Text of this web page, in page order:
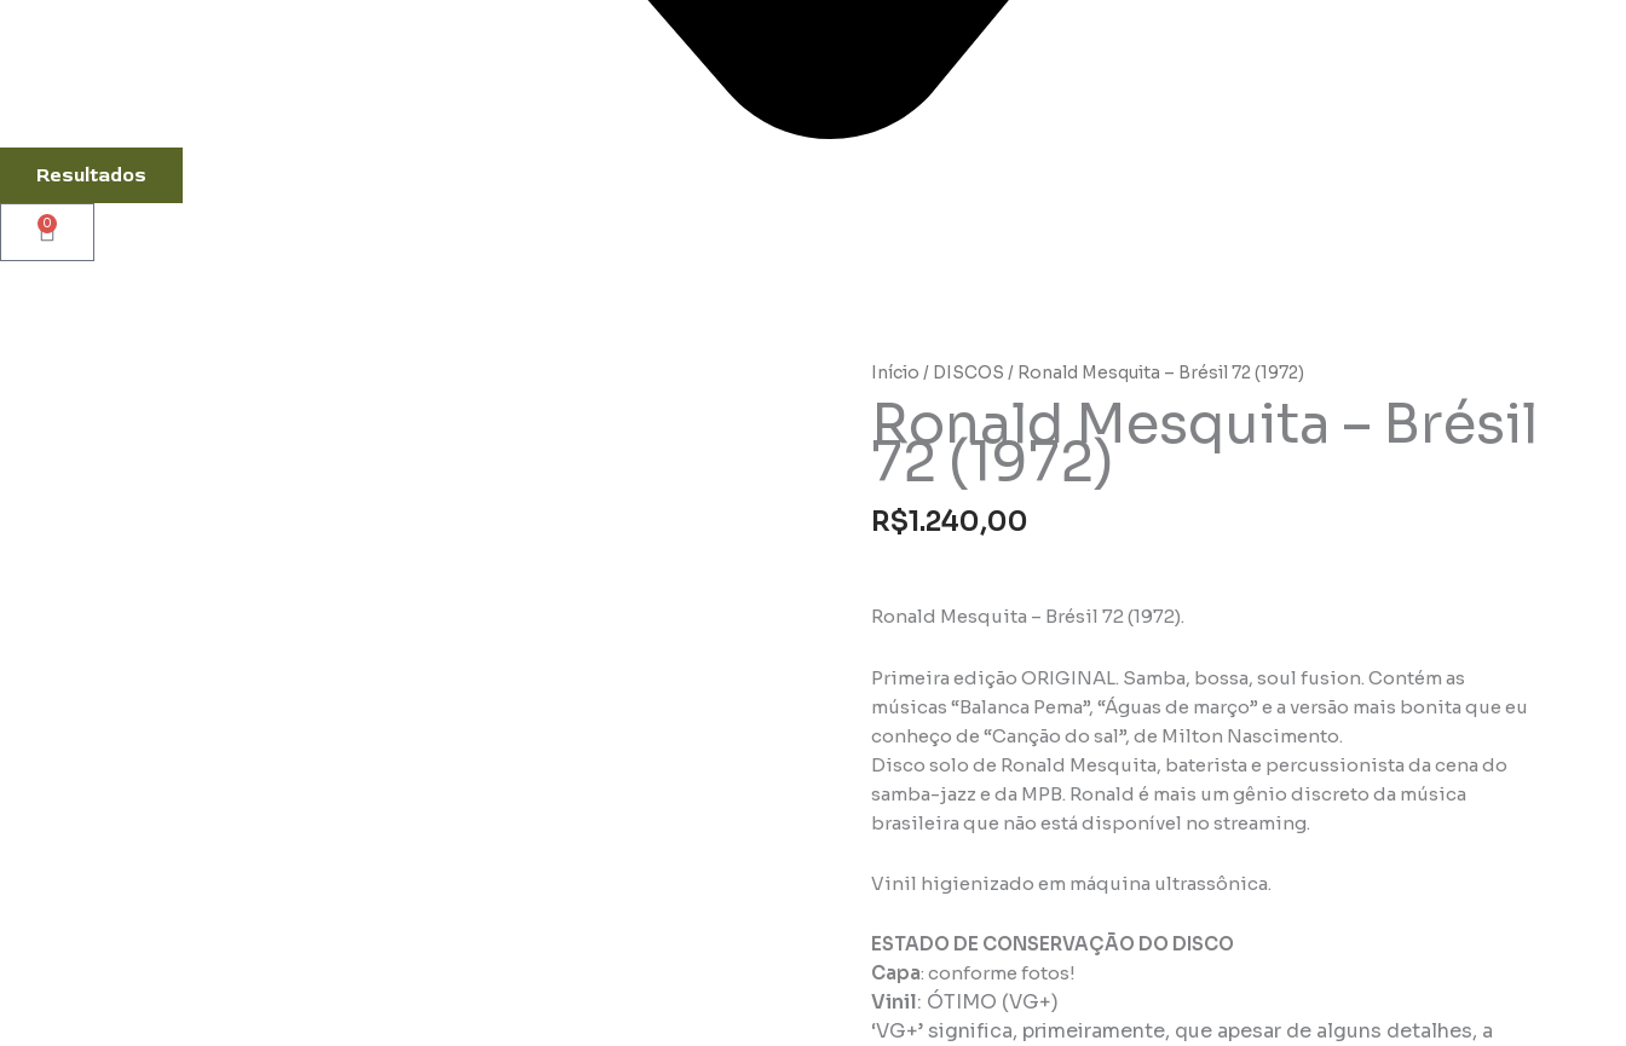
Resultados
0
Cart
Início / DISCOS / Ronald Mesquita – Brésil 72 (1972)
Ronald Mesquita – Brésil
72 (1972)
R$1.240,00
Ronald Mesquita – Brésil 72 (1972).
Primeira edição ORIGINAL. Samba, bossa, soul fusion. Contém as
músicas “Balanca Pema”, “Águas de março” e a versão mais bonita que eu
conheço de “Canção do sal”, de Milton Nascimento.
Disco solo de Ronald Mesquita, baterista e percussionista da cena do
samba-jazz e da MPB. Ronald é mais um gênio discreto da música
brasileira que não está disponível no streaming.
Vinil higienizado em máquina ultrassônica.
ESTADO DE CONSERVAÇÃO DO DISCO
Capa: conforme fotos!
Vinil: ÓTIMO (VG+)
‘VG+’ significa, primeiramente, que apesar de alguns detalhes, a